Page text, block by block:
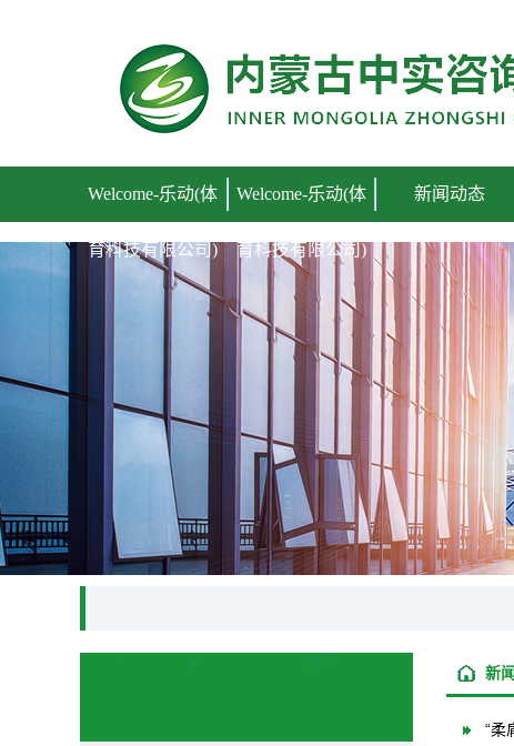
Welcome-乐动(体
育科技有限公司)
Welcome-乐动(体
育科技有限公司)
新闻动态
新
“柔